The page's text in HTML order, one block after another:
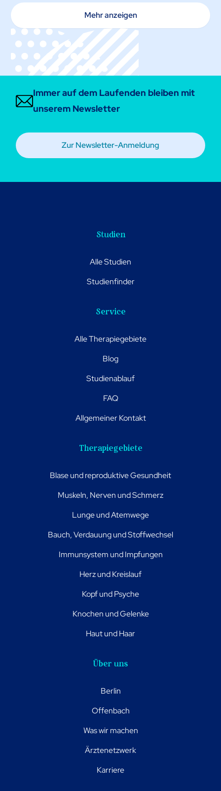
Mehr anzeigen
Immer auf dem Laufenden bleiben mit
unserem Newsletter
Zur Newsletter-Anmeldung
Studien
Alle Studien
Studienfinder
Service
Alle Therapiegebiete
Blog
Studienablauf
FAQ
Allgemeiner Kontakt
Therapiegebiete
Blase und reproduktive Gesundheit
Muskeln, Nerven und Schmerz
Lunge und Atemwege
Bauch, Verdauung und Stoffwechsel
Immunsystem und Impfungen
Herz und Kreislauf
Kopf und Psyche
Knochen und Gelenke
Haut und Haar
Über uns
Berlin
Offenbach
Was wir machen
Ärztenetzwerk
Karriere